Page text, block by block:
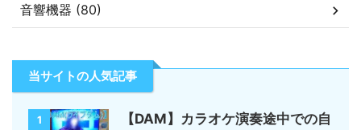
音響機器 (80)
当サイトの人気記事
1
【DAM】カラオケ演奏途中での自